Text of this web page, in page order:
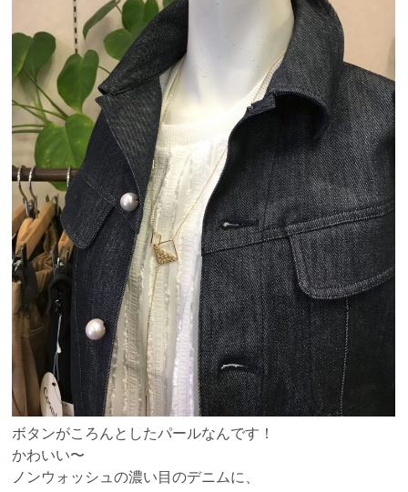
ボタンがころんとしたパールなんです！
かわいい〜
ノンウォッシュの濃い目のデニムに、